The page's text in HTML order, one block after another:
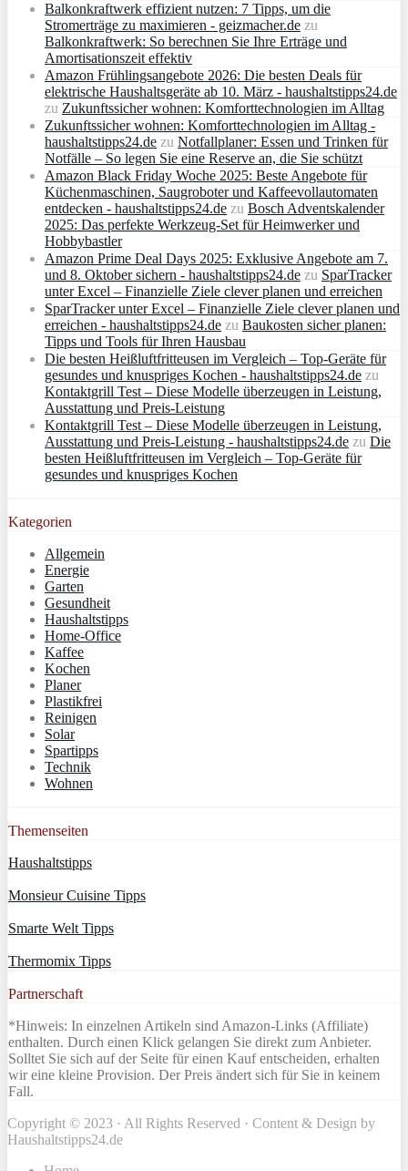
Balkonkraftwerk effizient nutzen: 7 Tipps, um die
Stromerträge zu maximieren - geizmacher.de zu
Balkonkraftwerk: So berechnen Sie Ihre Erträge und
Amortisationszeit effektiv
Amazon Frühlingsangebote 2026: Die besten Deals für
elektrische Haushaltsgeräte ab 10. März - haushaltstipps24.de
zu Zukunftssicher wohnen: Komforttechnologien im Alltag
Zukunftssicher wohnen: Komforttechnologien im Alltag -
haushaltstipps24.de zu Notfallplaner: Essen und Trinken für
Notfälle – So legen Sie eine Reserve an, die Sie schützt
Amazon Black Friday Woche 2025: Beste Angebote für
Küchenmaschinen, Saugroboter und Kaffeevollautomaten
entdecken - haushaltstipps24.de zu Bosch Adventskalender
2025: Das perfekte Werkzeug-Set für Heimwerker und
Hobbybastler
Amazon Prime Deal Days 2025: Exklusive Angebote am 7.
und 8. Oktober sichern - haushaltstipps24.de zu SparTracker
unter Excel – Finanzielle Ziele clever planen und erreichen
SparTracker unter Excel – Finanzielle Ziele clever planen und
erreichen - haushaltstipps24.de zu Baukosten sicher planen:
Tipps und Tools für Ihren Hausbau
Die besten Heißluftfritteusen im Vergleich – Top-Geräte für
gesundes und knuspriges Kochen - haushaltstipps24.de zu
Kontaktgrill Test – Diese Modelle überzeugen in Leistung,
Ausstattung und Preis-Leistung
Kontaktgrill Test – Diese Modelle überzeugen in Leistung,
Ausstattung und Preis-Leistung - haushaltstipps24.de zu Die
besten Heißluftfritteusen im Vergleich – Top-Geräte für
gesundes und knuspriges Kochen
Kategorien
Allgemein
Energie
Garten
Gesundheit
Haushaltstipps
Home-Office
Kaffee
Kochen
Planer
Plastikfrei
Reinigen
Solar
Spartipps
Technik
Wohnen
Themenseiten
Haushaltstipps
Monsieur Cuisine Tipps
Smarte Welt Tipps
Thermomix Tipps
Partnerschaft
*Hinweis: In einzelnen Artikeln sind Amazon-Links (Affiliate)
enthalten. Durch einen Klick gelangen Sie direkt zum Anbieter.
Solltet Sie sich auf der Seite für einen Kauf entscheiden, erhalten
wir eine kleine Provision. Der Preis ändert sich für Sie in keinem
Fall.
Copyright © 2023 · All Rights Reserved · Content & Design by
Haushaltstipps24.de